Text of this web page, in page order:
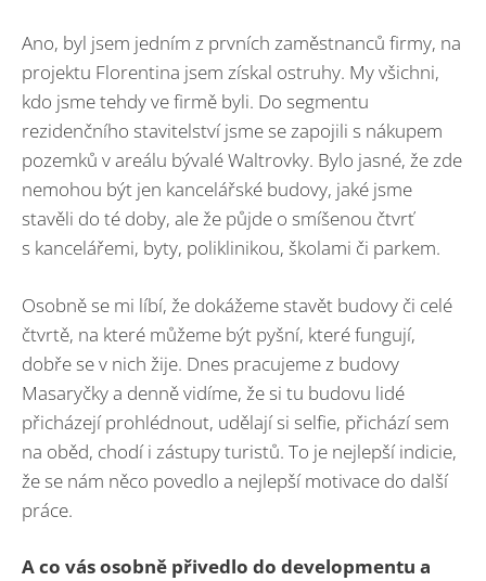
Ano, byl jsem jedním z prvních zaměstnanců firmy, na
projektu Florentina jsem získal ostruhy. My všichni,
kdo jsme tehdy ve firmě byli. Do segmentu
rezidenčního stavitelství jsme se zapojili s nákupem
pozemků v areálu bývalé Waltrovky. Bylo jasné, že zde
nemohou být jen kancelářské budovy, jaké jsme
stavěli do té doby, ale že půjde o smíšenou čtvrť
s kancelářemi, byty, poliklinikou, školami či parkem.
Osobně se mi líbí, že dokážeme stavět budovy či celé
čtvrtě, na které můžeme být pyšní, které fungují,
dobře se v nich žije. Dnes pracujeme z budovy
Masaryčky a denně vidíme, že si tu budovu lidé
přicházejí prohlédnout, udělají si selfie, přichází sem
na oběd, chodí i zástupy turistů. To je nejlepší indicie,
že se nám něco povedlo a nejlepší motivace do další
práce.
A co vás osobně přivedlo do developmentu a